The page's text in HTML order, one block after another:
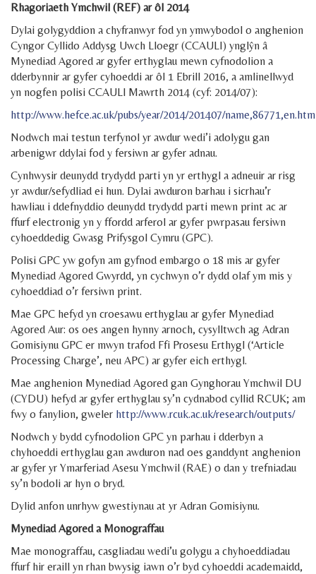
Rhagoriaeth Ymchwil (REF) ar ôl 2014
Dylai golygyddion a chyfranwyr fod yn ymwybodol o anghenion
Cyngor Cyllido Addysg Uwch Lloegr (CCAULl) ynglŷn â
Mynediad Agored ar gyfer erthyglau mewn cyfnodolion a
dderbynnir ar gyfer cyhoeddi ar ôl 1 Ebrill 2016, a amlinellwyd
yn nogfen polisi CCAULl Mawrth 2014 (cyf: 2014/07):
http://www.hefce.ac.uk/pubs/year/2014/201407/
Nodwch mai testun terfynol yr awdur wedi’i adolygu gan
arbenigwr ddylai fod y fersiwn ar gyfer adnau.
Cynhwysir deunydd trydydd parti yn yr erthygl a adneuir ar risg
yr awdur/sefydliad ei hun. Dylai awduron barhau i sicrhau’r
hawliau i ddefnyddio deunydd trydydd parti mewn print ac ar
ffurf electronig yn y ffordd arferol ar gyfer pwrpasau fersiwn
cyhoeddedig Gwasg Prifysgol Cymru (GPC).
Polisi GPC yw gofyn am gyfnod embargo o 18 mis ar gyfer
Mynediad Agored Gwyrdd, yn cychwyn o’r dydd olaf ym mis y
cyhoeddiad o’r fersiwn print.
Mae GPC hefyd yn croesawu erthyglau ar gyfer Mynediad
Agored Aur: os oes angen hynny arnoch, cysylltwch ag Adran
Gomisiynu GPC er mwyn trafod Ffi Prosesu Erthygl (‘Article
Processing Charge’, neu APC) ar gyfer eich erthygl.
Mae anghenion Mynediad Agored gan Gynghorau Ymchwil DU
(CYDU) hefyd ar gyfer erthyglau sy’n cydnabod cyllid RCUK; am
fwy o fanylion, gweler http://www.rcuk.ac.uk/research/outputs/
Nodwch y bydd cyfnodolion GPC yn parhau i dderbyn a
chyhoeddi erthyglau gan awduron nad oes ganddynt anghenion
ar gyfer yr Ymarferiad Asesu Ymchwil (RAE) o dan y trefniadau
sy’n bodoli ar hyn o bryd.
Dylid anfon unrhyw gwestiynau at yr Adran Gomisiynu.
Mynediad Agored a Monograffau
Mae monograffau, casgliadau wedi’u golygu a chyhoeddiadau
ffurf hir eraill yn rhan bwysig iawn o’r byd cyhoeddi academaidd,